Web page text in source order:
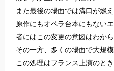
また最後の場面では溝口が燃
原作にもオペラ台本にもない
者にはこの変更の意図はわから
その一方、多くの場面で大規
この処理はフランス上演のと